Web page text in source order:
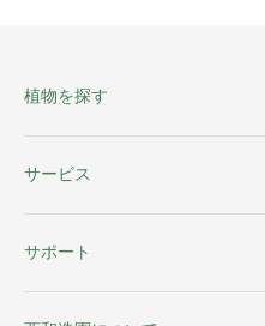
植物を探す
サービス
サポート